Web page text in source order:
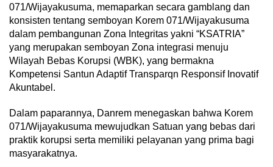
071/Wijayakusuma, memaparkan secara gamblang dan
konsisten tentang semboyan Korem 071/Wijayakusuma
dalam pembangunan Zona Integritas yakni “KSATRIA”
yang merupakan semboyan Zona integrasi menuju
Wilayah Bebas Korupsi (WBK), yang bermakna
Kompetensi Santun Adaptif Transparqn Responsif Inovatif
Akuntabel.
Dalam paparannya, Danrem menegaskan bahwa Korem
071/Wijayakusuma mewujudkan Satuan yang bebas dari
praktik korupsi serta memiliki pelayanan yang prima bagi
masyarakatnya.